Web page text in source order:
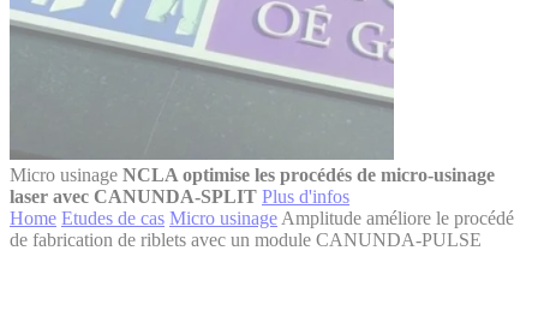
Micro usinage NCLA optimise les procédés de micro-usinage
laser avec CANUNDA-SPLIT Plus d'infos
Home Etudes de cas Micro usinage Amplitude améliore le procédé
de fabrication de riblets avec un module CANUNDA-PULSE